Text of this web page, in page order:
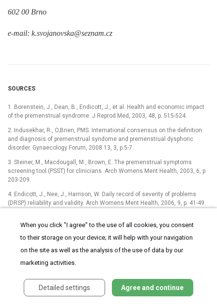
602 00 Brno
e-mail: k.svojanovska@seznam.cz
SOURCES
1. Borenstein, J., Dean, B., Endicott, J., et al. Health and economic impact
of the premenstrual syndrome. J Reprod Med, 2003, 48, p. 515-524.
2. Indusekhar, R., O;Brien, PMS. International consensus on the definition
and diagnosis of premenstrual syndome and premenstrual dysphoric
disorder. Gynaecology Forum, 2008 13, 3, p.5-7.
3. Steiner, M., Macdougall, M., Brown, E. The premenstrual symptoms
screening tool (PSST) for clinicians. Arch Womens Ment Health, 2003, 6, p.
203-209.
4. Endicott, J., Nee, J., Harrison, W. Daily record of severity of problems
(DRSP):reliability and validity. Arch Womens Ment Health, 2006, 9, p. 41-49.
závažného PMS/PMDD v gynekologické praxi: Mod Gynek Porod, 2009, 18
(suppl. A), 4, p. 608-619.
6. Genazzani, AR., Monteleone, P., Simi, G. Theories surrounding the
Gyneacol Forum, 2008, 13, 3, p. 8-12.
7. Cunningham, J.,Yonkers, KA., et al. Update on research and treatment of
premenstrual dysphoric disorder. Harv Rev Psychiatry, 2009, 17, 2, p. 120-
When you click "I agree" to the use of all cookies, you consent
to their storage on your device; it will help with your navigation
on the site as well as the analysis of the use of data by our
marketing activities.
Detailed settings Agree and continue